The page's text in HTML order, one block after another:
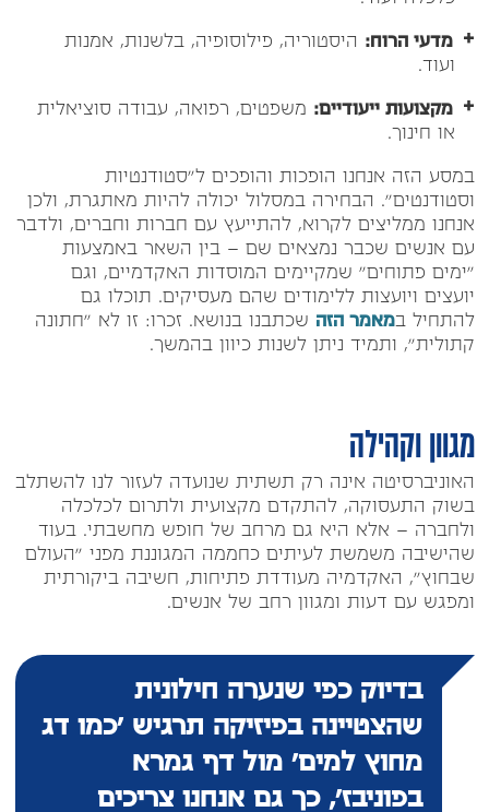
מדעי הרוח: היסטוריה, פילוסופיה, בלשנות, אמנות
ועוד.
מקצועות ייעודיים: משפטים, רפואה, עבודה סוציאלית
או חינוך.
במסע הזה אנחנו הופכות והופכים ל"סטודנטיות
וסטודנטים". הבחירה במסלול יכולה להיות מאתגרת, ולכן
אנחנו ממליצים לקרוא, להתייעץ עם חברות וחברים, ולדבר
עם אנשים שכבר נמצאים שם – בין השאר באמצעות
"ימים פתוחים" שמקיימים המוסדות האקדמיים, וגם
יועצים ויועצות ללימודים שהם מעסיקים. תוכלו גם
להתחילבמאמר הזה שכתבנו בנושא. זכרו: זו לא "חתונה
קתולית", ותמיד ניתן לשנות כיוון בהמשך.
מגוון וקהילה
האוניברסיטה אינה רק תשתית שנועדה לעזור לנו להשתלב
בשוק התעסוקה, להתקדם מקצועית ולתרום לכלכלה
ולחברה – אלא היא גם מרחב של חופש מחשבתי. בעוד
שהישיבה משמשת לעיתים כחממה המגוננת מפני "העולם
שבחוץ", האקדמיה מעודדת פתיחות, חשיבה ביקורתית
ומפגש עם דעות ומגוון רחב של אנשים.
בדיוק כפי שנערה חילונית
שהצטיינה בפיזיקה תרגיש 'כמו דג
מחוץ למים' מול דף גמרא
בפוניבז', כך גם אנחנו צריכים